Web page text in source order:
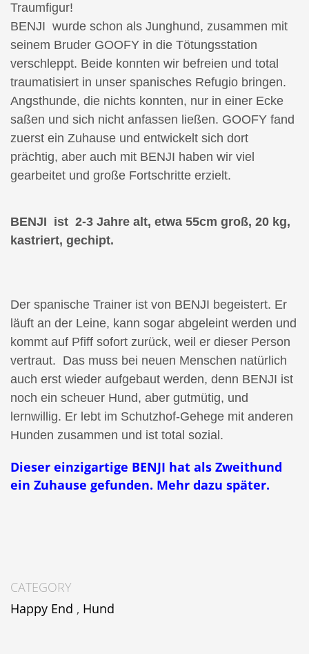
Traumfigur!
BENJI wurde schon als Junghund, zusammen mit
seinem Bruder GOOFY in die Tötungsstation
verschleppt. Beide konnten wir befreien und total
traumatisiert in unser spanisches Refugio bringen.
Angsthunde, die nichts konnten, nur in einer Ecke
saßen und sich nicht anfassen ließen. GOOFY fand
zuerst ein Zuhause und entwickelt sich dort
prächtig, aber auch mit BENJI haben wir viel
gearbeitet und große Fortschritte erzielt.
BENJI ist 2-3 Jahre alt, etwa 55cm groß, 20 kg,
kastriert, gechipt.
Der spanische Trainer ist von BENJI begeistert. Er
läuft an der Leine, kann sogar abgeleint werden und
kommt auf Pfiff sofort zurück, weil er dieser Person
vertraut. Das muss bei neuen Menschen natürlich
auch erst wieder aufgebaut werden, denn BENJI ist
noch ein scheuer Hund, aber gutmütig, und
lernwillig. Er lebt im Schutzhof-Gehege mit anderen
Hunden zusammen und ist total sozial.
Dieser einzigartige BENJI hat als Zweithund
ein Zuhause gefunden. Mehr dazu später.
CATEGORY
Happy End , Hund